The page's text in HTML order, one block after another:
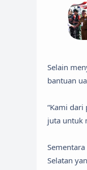
Selain
bantuan
“Kami
juta untuk
Selatan